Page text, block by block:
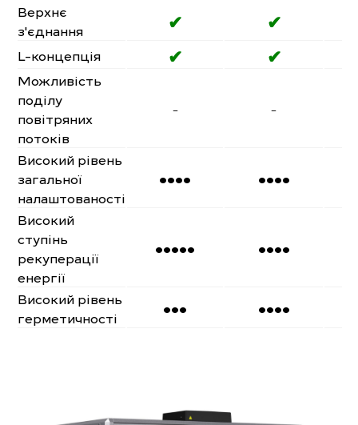
Верхнє
з'єднання
✔ ✔
L-концепція ✔ ✔
Можливість
поділу
повітряних
потоків
- -
Високий рівень
загальної
налаштованості
•••• ••••
Високий
ступінь
рекуперації
енергії
••••• ••••
Високий рівень
герметичності
••• ••••